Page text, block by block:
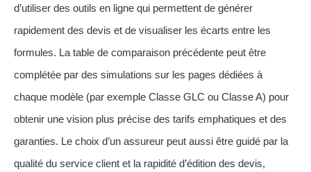
d’utiliser des outils en ligne qui permettent de générer
rapidement des devis et de visualiser les écarts entre les
formules. La table de comparaison précédente peut être
complétée par des simulations sur les pages dédiées à
chaque modèle (par exemple Classe GLC ou Classe A) pour
obtenir une vision plus précise des tarifs emphatiques et des
garanties. Le choix d’un assureur peut aussi être guidé par la
qualité du service client et la rapidité d’édition des devis,